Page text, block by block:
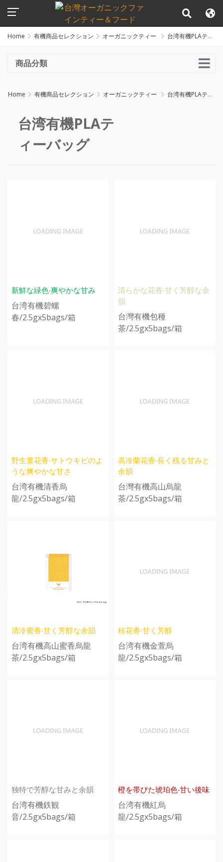
Home 有機商品セレクション オーガニックティー
台湾有機PLAティ
商品分類
Home 有機商品セレクション オーガニックティー
台湾有機PLAティ
台湾有機PLAテ
ィーバッグ
新鮮な緑色‧爽やかな甘み
台湾有機碧螺
春/2.5gx5bags/箱
清らかな花香‧甘く芳醇な余
韻
台灣有機包種
茶/2.5gx5bags/箱
野生薑花香‧サトウキビのよ
うな爽やかな甘さ
台湾有機清香烏
龍/2.5gx5bags/箱
高冷蘭花香‧長く残る甘みと
余韻
台灣有機高山烏龍
茶/2.5gx5bags/箱
清冷蜜香‧甘く芳醇な余韻
台湾有機高山蜜香烏龍
茶/2.5gx5bags/箱
桂花香‧甘く芳醇
台湾有機金萱烏
龍/2.5gx5bags/箱
独特で芳醇な甘みと余韻
台湾有機鉄観
音/2.5gx5bags/箱
橙を帯びた琥珀色‧甘い後味
台湾有機紅烏
龍/2.5gx5bags/箱